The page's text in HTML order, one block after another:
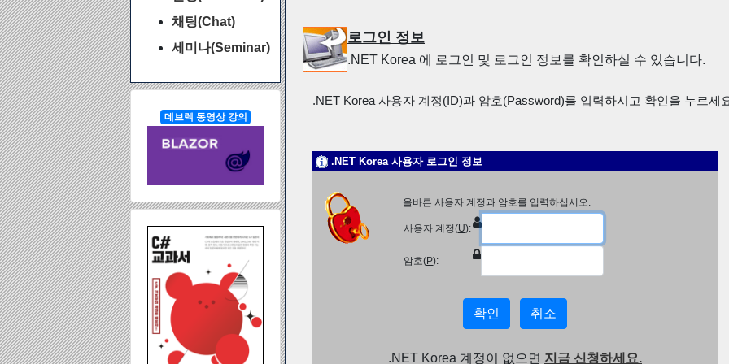
채팅(Chat)
세미나(Seminar)
데브렉 동영상 강의
로그인 정보
.NET Korea 에 로그인 및 로그인 정보를 확인하실 수 있습니다.
.NET Korea 사용자 계정(ID)과 암호(Password)를 입력하시고 확인을 누르세
.NET Korea 사용자 로그인 정보
올바른 사용자 계정과 암호를 입력하십시오.
사용자 계정(U):
암호(P):
.NET Korea 계정이 없으면 지금 신청하세요.